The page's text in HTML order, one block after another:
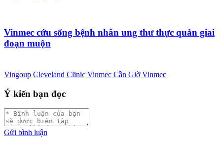
Vinmec cứu sống bệnh nhân ung thư thực quản giai
đoạn muộn
Vingoup Cleveland Clinic Vinmec Cần Giờ Vinmec
Ý kiến bạn đọc
Gửi bình luận